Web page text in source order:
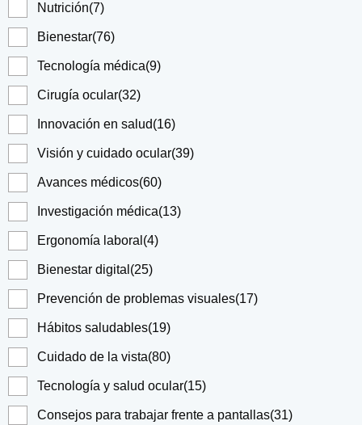
Nutrición(7)
Bienestar(76)
Tecnología médica(9)
Cirugía ocular(32)
Innovación en salud(16)
Visión y cuidado ocular(39)
Avances médicos(60)
Investigación médica(13)
Ergonomía laboral (4)
Bienestar digital (25)
Prevención de problemas visuales(17)
Hábitos saludables(19)
Cuidado de la vista(80)
Tecnología y salud ocular(15)
Consejos para trabajar frente a pantallas(31)